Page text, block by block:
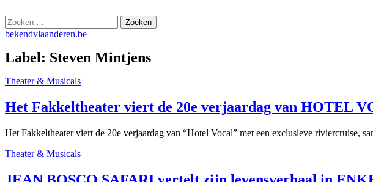
to
content
Zoeken
naar:
bekendvlaanderen.be
Label: Steven Mintjens
Theater & Musicals
Het Fakkeltheater viert de 20e verjaardag van HOTEL
Het Fakkeltheater viert de 20e verjaardag van “Hotel Vocal” met een exclusieve riviercruise,
Theater & Musicals